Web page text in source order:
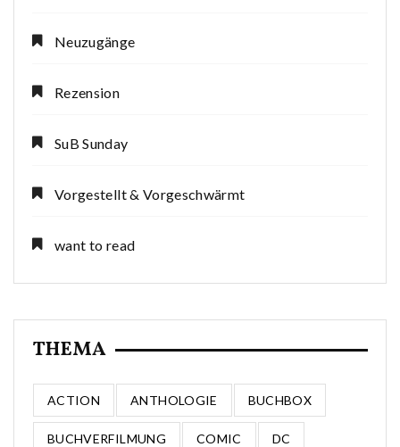
Neuzugänge
Rezension
SuB Sunday
Vorgestellt & Vorgeschwärmt
want to read
THEMA
ACTION ANTHOLOGIE BUCHBOX
BUCHVERFILMUNG COMIC DC